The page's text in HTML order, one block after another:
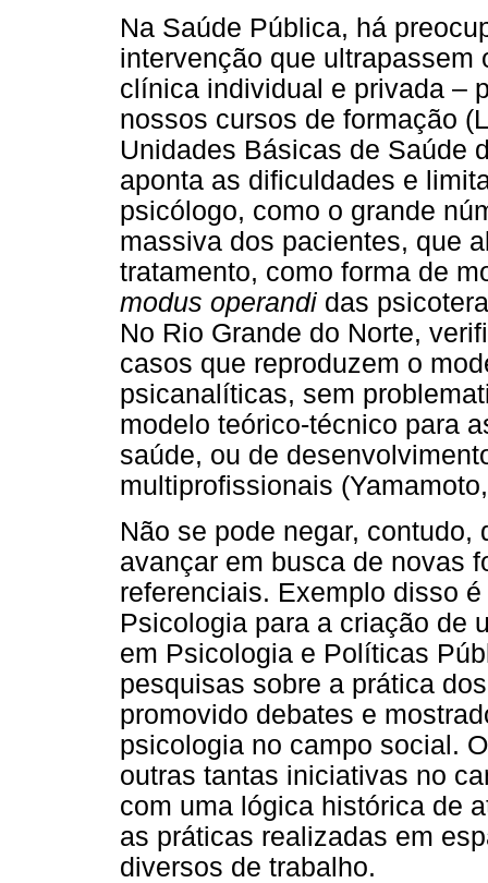
Na Saúde Pública, há
intervenção que
clínica individual e privada –
nossos cursos de formação
Unidades Básicas de Saúde
aponta as dificuldades e
psicólogo, como o grande
massiva dos pacientes, que
tratamento, como forma de
modus operandi das
No Rio Grande do Norte,
casos que reproduzem o
psicanalíticas, sem
modelo teórico-técnico para
saúde, ou de
multiprofissionais
Não se pode negar,
avançar em busca de novas
referenciais. Exemplo disso
Psicologia para a criação de
em Psicologia e Políticas
pesquisas sobre a prática
promovido debates e
psicologia no campo social.
outras tantas iniciativas no
com uma lógica histórica de
as práticas realizadas em
diversos de trabalho.